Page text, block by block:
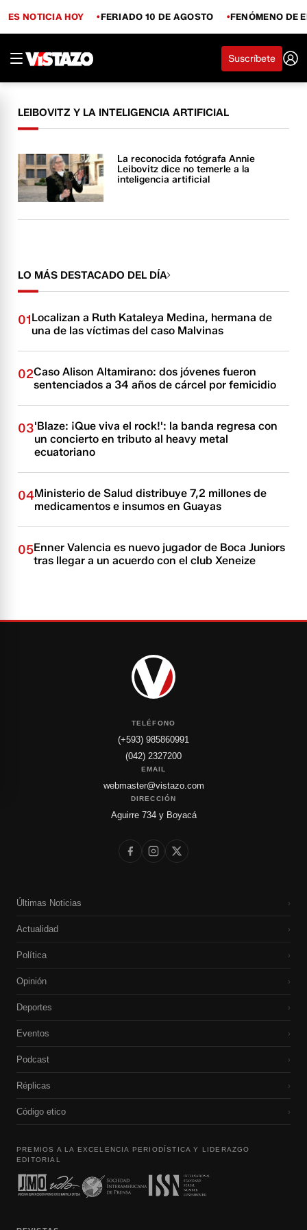
ES NOTICIA HOY FERIADO 10 DE AGOSTO FENÓMENO DE
Suscríbete
LEIBOVITZ Y LA INTELIGENCIA ARTIFICIAL
La reconocida fotógrafa Annie
Leibovitz dice no temerle a la
inteligencia artificial
LO MÁS DESTACADO DEL DÍA
01Localizan a Ruth Kataleya Medina, hermana de
una de las víctimas del caso Malvinas
02Caso Alison Altamirano: dos jóvenes fueron
sentenciados a 34 años de cárcel por femicidio
03'Blaze: ¡Que viva el rock!': la banda regresa con
un concierto en tributo al heavy metal
ecuatoriano
04Ministerio de Salud distribuye 7,2 millones de
medicamentos e insumos en Guayas
05Enner Valencia es nuevo jugador de Boca Juniors
tras llegar a un acuerdo con el club Xeneize
TELÉFONO
(+593) 985860991
(042) 2327200
EMAIL
webmaster@vistazo.com
DIRECCIÓN
Aguirre 734 y Boyacá
Últimas Noticias ›
Actualidad ›
Política ›
Opinión ›
Deportes ›
Eventos ›
Podcast ›
Réplicas ›
Código etico ›
PREMIOS A LA EXCELENCIA PERIODÍSTICA Y LIDERAZGO
EDITORIAL